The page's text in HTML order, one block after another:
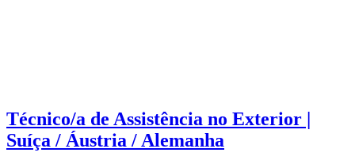
Técnico/a de Assistência no Exterior |
Suíça / Áustria / Alemanha